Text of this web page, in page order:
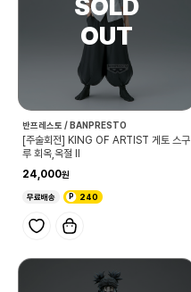
반프레스토 / BANPRESTO
[주술회전] KING OF ARTIST 게토 스구
루 회옥,옥절 Ⅱ
24,000
무료배송 240